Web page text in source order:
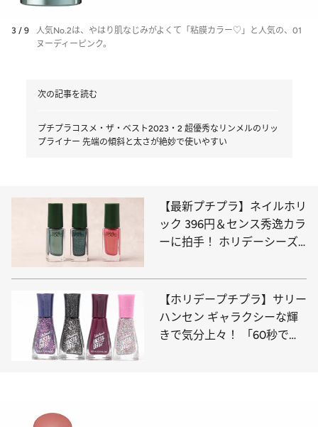
3 / 9
人気No.2は、やはり肌なじみがよくて「粘膜カラー♡」と人気の、01
ヌーディーピンク。
次の記事を読む
プチプラコスメ・ザ・ベスト2023・2 超優秀なリンメルのリッ
プライナー 先端の傾斜と太さが絶妙で使いやすい
【最新プチプラ】ネイルホリ
ック 396円＆センス秀逸カラ
ーに拍手！ ホリデーシーズ
【ホリデープチプラ】サリー
ハンセン ギャラクシーな輝
きで気分上々！ 「60秒で乾